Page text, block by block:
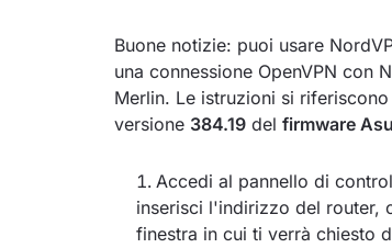
Buone notizie: puoi usare
una connessione OpenVPN con
Merlin. Le istruzioni si
versione 384.19 del firmware
Accedi al pannello di
inserisci l'indirizzo del router,
finestra in cui ti verrà chiesto